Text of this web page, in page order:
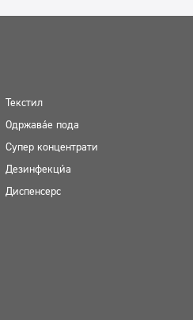
Текстил
Одржавање пода
Супер концентрати
Дезинфекција
Диспенсерс